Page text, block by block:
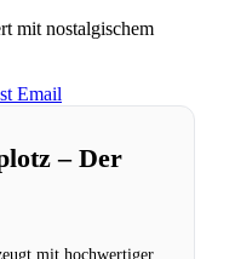
mit nostalgischem
Email
– Der
mit hochwertiger